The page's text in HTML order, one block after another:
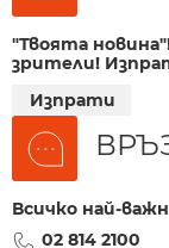
"Твоята
зрители!
Изпрати
Всичко най-
02 814 2100